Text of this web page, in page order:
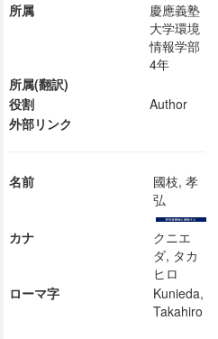
所属
慶應義塾
大学環境
情報学部
4年
所属(翻訳)
役割
Author
外部リンク
名前
國枝, 孝
弘
カナ
クニエ
ダ, タカ
ヒロ
ローマ字
Kunieda,
Takahiro